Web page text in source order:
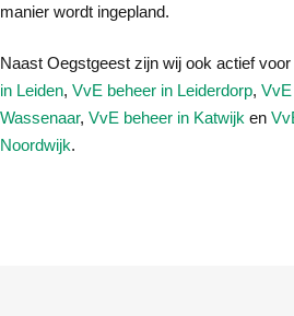
manier wordt ingepland.
Naast Oegstgeest zijn wij ook actief voor
in Leiden, VvE beheer in Leiderdorp, VvE
Wassenaar, VvE beheer in Katwijk en
Noordwijk.